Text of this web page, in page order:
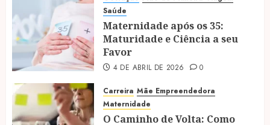
Saúde
Maternidade após os 35:
Maturidade e Ciência a seu
Favor
4 DE ABRIL DE 2026 0
Carreira Mãe Empreendedora
Maternidade
O Caminho de Volta: Como